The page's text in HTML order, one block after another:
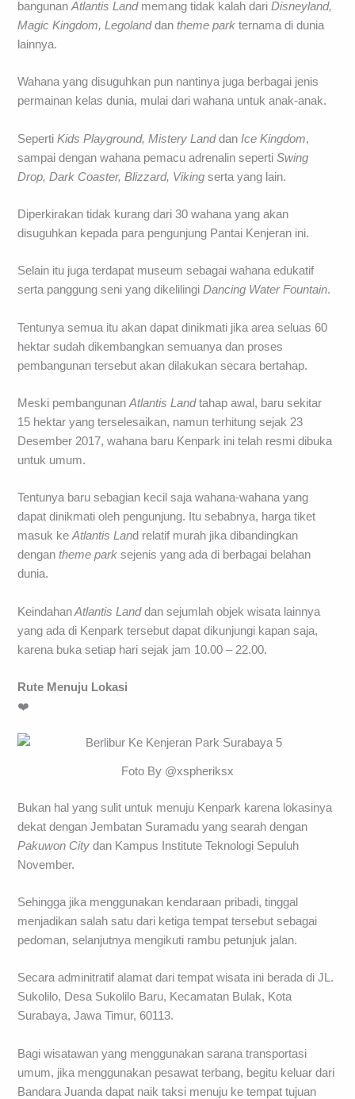
bangunanAtlantis Landmemang tidak kalah dariDisneyland,
Magic Kingdom, Legolanddantheme park ternama di dunia
lainnya.
Wahana yang disuguhkan pun nantinya juga berbagai jenis
permainan kelas dunia, mulai dari wahana untuk anak-anak.
SepertiKids Playground, Mistery Landdan Ice Kingdom,
sampai dengan wahana pemacu adrenalin sepertiSwing
Drop, Dark Coaster, Blizzard, Viking serta yang lain.
Diperkirakan tidak kurang dari 30 wahana yang akan
disuguhkan kepada para pengunjung Pantai Kenjeran ini.
Selain itu juga terdapat museum sebagai wahana edukatif
serta panggung seni yang dikelilingiDancing Water Fountain.
Tentunya semua itu akan dapat dinikmati jika area seluas 60
hektar sudah dikembangkan semuanya dan proses
pembangunan tersebut akan dilakukan secara bertahap.
Meski pembangunanAtlantis Landtahap awal, baru sekitar
15 hektar yang terselesaikan, namun terhitung sejak 23
Desember 2017, wahana baru Kenpark ini telah resmi dibuka
untuk umum.
Tentunya baru sebagian kecil saja wahana-wahana yang
dapat dinikmati oleh pengunjung. Itu sebabnya, harga tiket
masuk keAtlantis Land relatif murah jika dibandingkan
dengantheme park sejenis yang ada di berbagai belahan
dunia.
KeindahanAtlantis Landdan sejumlah objek wisata lainnya
yang ada di Kenpark tersebut dapat dikunjungi kapan saja,
karena buka setiap hari sejak jam 10.00 – 22.00.
Rute Menuju Lokasi
❤️
Foto By @xspheriksx
Bukan hal yang sulit untuk menuju Kenpark karena lokasinya
dekat dengan Jembatan Suramadu yang searah dengan
Pakuwon City dan Kampus Institute Teknologi Sepuluh
November.
Sehingga jika menggunakan kendaraan pribadi, tinggal
menjadikan salah satu dari ketiga tempat tersebut sebagai
pedoman, selanjutnya mengikuti rambu petunjuk jalan.
Secara adminitratif alamat dari tempat wisata ini berada di JL.
Sukolilo, Desa Sukolilo Baru, Kecamatan Bulak, Kota
Surabaya, Jawa Timur, 60113.
Bagi wisatawan yang menggunakan sarana transportasi
umum, jika menggunakan pesawat terbang, begitu keluar dari
Bandara Juanda dapat naik taksi menuju ke tempat tujuan